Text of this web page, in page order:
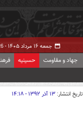
جمعه ۱۶ مرداد ۱۴۰۵ -
جهاد و مقاومت حسینیه
تاریخ انتشار: ۱۳ آذر ۱۳۹۲ - ۱۴:۱۸